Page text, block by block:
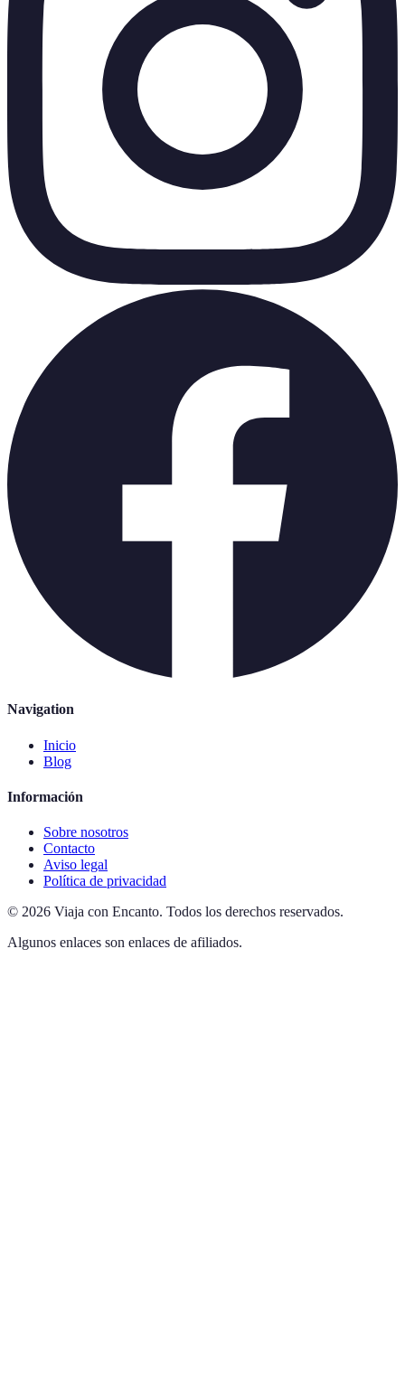
Navigation
Inicio
Blog
Información
Sobre nosotros
Contacto
Aviso legal
Política de privacidad
© 2026 Viaja con Encanto. Todos los derechos reservados.
Algunos enlaces son enlaces de afiliados.